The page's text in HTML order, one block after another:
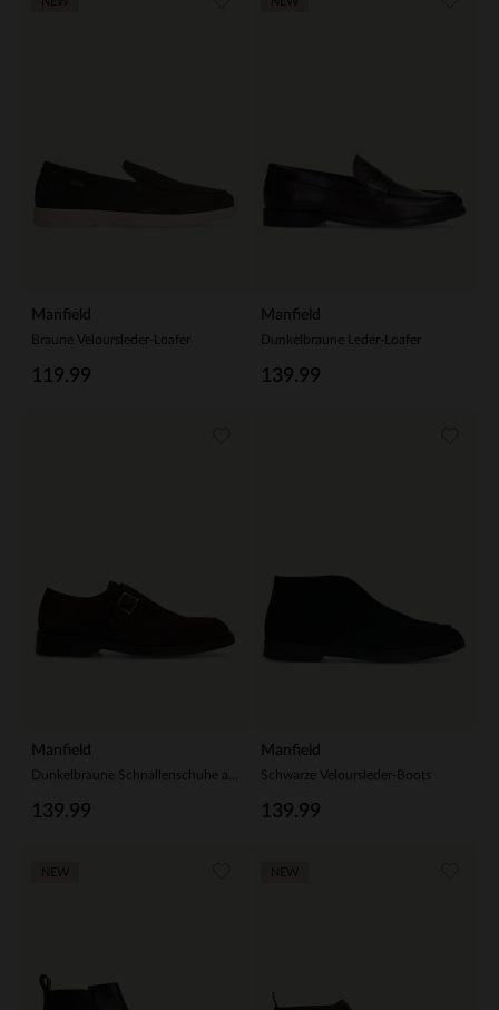
Manfield
Braune Veloursleder-Loafer
119.99
Manfield
Dunkelbraune Leder-Loafer
139.99
Manfield
139.99
Manfield
Schwarze Veloursleder-Boots
139.99